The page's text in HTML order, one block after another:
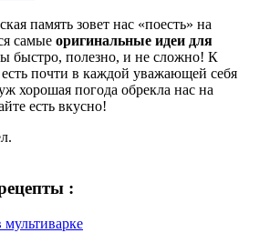
память зовет нас «поесть» на
самые оригинальные идеи для
быстро, полезно, и не сложно! К
есть почти в каждой уважающей себя
хорошая погода обрекла нас на
есть вкусно!
: